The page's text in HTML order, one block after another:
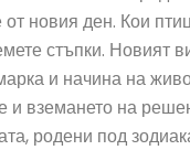
от новия ден. Кои
стъпки. Новият
и начина на
и вземането на
родени под